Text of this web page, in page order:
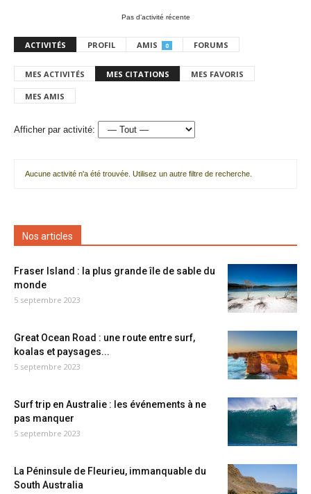
Pas d’activité récente
ACTIVITÉS PROFIL AMIS 0 FORUMS
MES ACTIVITÉS MES CITATIONS MES FAVORIS
MES AMIS
Afficher par activité:
Aucune activité n'a été trouvée. Utilisez un autre filtre de recherche.
Nos articles
Fraser Island : la plus grande île de sable du
monde
5 septembre 2023
Great Ocean Road : une route entre surf,
koalas et paysages...
5 septembre 2023
Surf trip en Australie : les événements à ne
pas manquer
5 septembre 2023
La Péninsule de Fleurieu, immanquable du
South Australia